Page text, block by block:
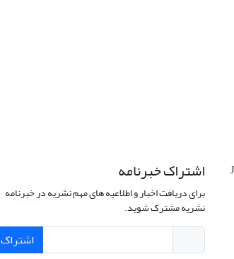
اشتراک خبرنامه
برای دریافت اخبار و اطلاعیه های مهم نشریه در خبرنامه
نشریه مشترک شوید.
اشتراک